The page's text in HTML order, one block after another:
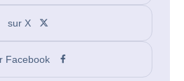
sur X
Facebook